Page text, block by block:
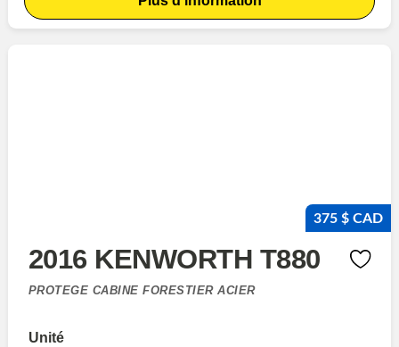
375 $ CAD
2016 KENWORTH T880
PROTEGE CABINE FORESTIER ACIER
Unité